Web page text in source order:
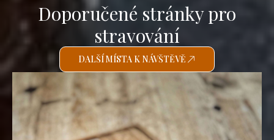
Doporučené stránky pro
stravování
DALŠÍ MÍSTA K NÁVŠTĚVĚ